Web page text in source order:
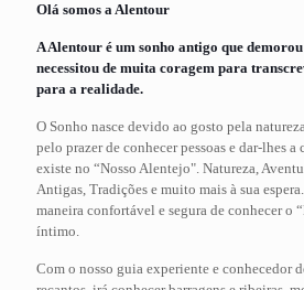
Olá somos a Alentour
A Alentour é um sonho antigo que
necessitou de muita coragem para
para a realidade.
O Sonho nasce devido ao gosto pela
pelo prazer de conhecer pessoas e dar-lhes
existe no “Nosso Alentejo". Natureza,
Antigas, Tradições e muito mais à sua
maneira confortável e segura de conhecer o
íntimo.
Com o nosso guia experiente e conhecedor